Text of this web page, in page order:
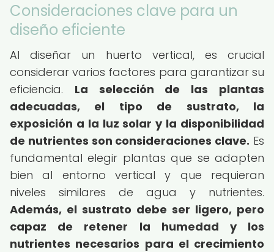
Consideraciones clave para un
diseño eficiente
Al diseñar un huerto vertical, es crucial
considerar varios factores para garantizar su
eficiencia. La selección de las plantas
adecuadas, el tipo de sustrato, la
exposición a la luz solar y la disponibilidad
de nutrientes son consideraciones clave. Es
fundamental elegir plantas que se adapten
bien al entorno vertical y que requieran
niveles similares de agua y nutrientes.
Además, el sustrato debe ser ligero, pero
capaz de retener la humedad y los
nutrientes necesarios para el crecimiento